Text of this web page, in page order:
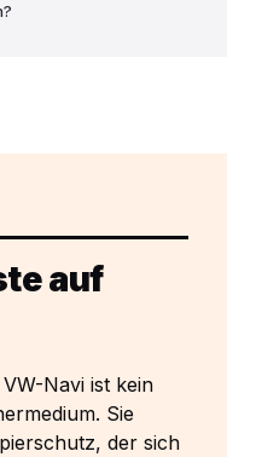
auf
Navi ist kein
Sie
der sich